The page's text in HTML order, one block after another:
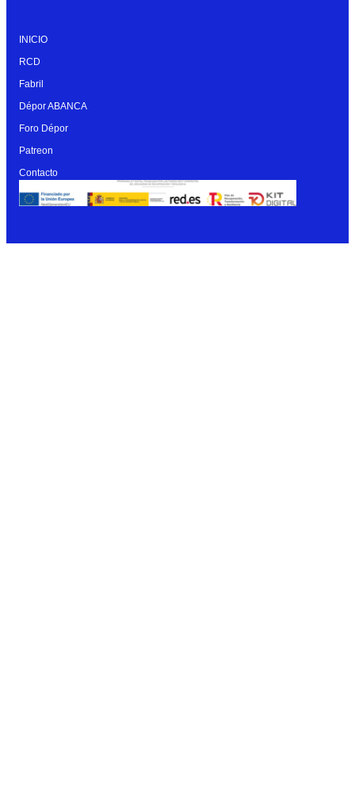
INICIO
RCD
Fabril
Dépor ABANCA
Foro Dépor
Patreon
Contacto